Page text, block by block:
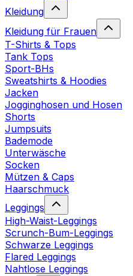
Kleidung
Kleidung für Frauen
T-Shirts & Tops
Tank Tops
Sport-BHs
Sweatshirts & Hoodies
Jacken
Jogginghosen und Hosen
Shorts
Jumpsuits
Bademode
Unterwäsche
Socken
Mützen & Caps
Haarschmuck
Leggings
High-Waist-Leggings
Scrunch-Bum-Leggings
Schwarze Leggings
Flared Leggings
Nahtlose Leggings